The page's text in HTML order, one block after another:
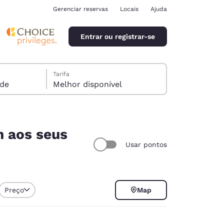
Gerenciar reservas Locais Ajuda
Entrar ou registrar-se
Tarifa
Melhor disponível
aos seus
Usar pontos
Preço Map